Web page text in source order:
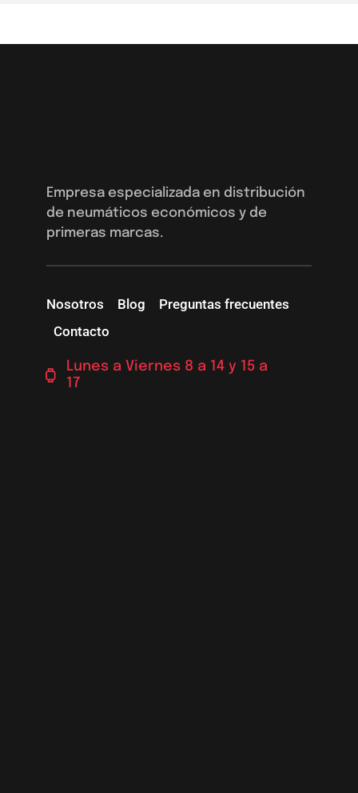
Empresa especializada en distribución
de neumáticos económicos y de
primeras marcas.
Nosotros Blog
Preguntas frecuentes
Contacto
Lunes a Viernes 8 a 14 y 15 a
17